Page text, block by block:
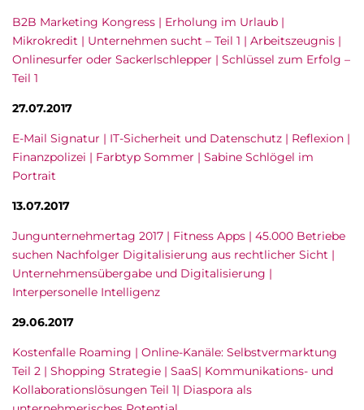
B2B Marketing Kongress | Erholung im Urlaub |
Mikrokredit | Unternehmen sucht – Teil 1 | Arbeitszeugnis |
Onlinesurfer oder Sackerlschlepper | Schlüssel zum Erfolg –
Teil 1
27.07.2017
E-Mail Signatur | IT-Sicherheit und Datenschutz | Reflexion |
Finanzpolizei | Farbtyp Sommer | Sabine Schlögel im
Portrait
13.07.2017
Jungunternehmertag 2017 | Fitness Apps | 45.000 Betriebe
suchen Nachfolger Digitalisierung aus rechtlicher Sicht |
Unternehmensübergabe und Digitalisierung |
Interpersonelle Intelligenz
29.06.2017
Kostenfalle Roaming | Online-Kanäle: Selbstvermarktung
Teil 2 | Shopping Strategie | SaaS| Kommunikations- und
Kollaborationslösungen Teil 1| Diaspora als